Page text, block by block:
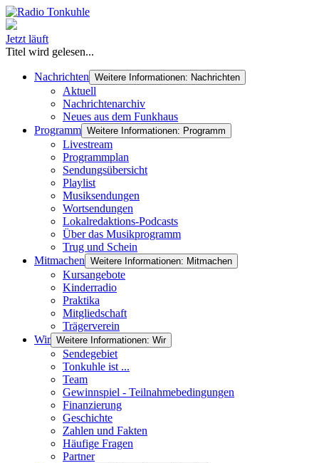
Jetzt läuft
Titel wird gelesen...
Nachrichten Weitere Informationen: Nachrichten
Aktuell
Nachrichtenarchiv
Neues aus dem Funkhaus
Programm Weitere Informationen: Programm
Livestream
Programmplan
Sendungsübersicht
Playlist
Musiksendungen
Wortsendungen
Lokalredaktions-Podcasts
Über das Musikprogramm
Trug und Schein
Mitmachen Weitere Informationen: Mitmachen
Kursangebote
Kinderradio
Praktika
Mitgliedschaft
Trägerverein
Wir Weitere Informationen: Wir
Sendegebiet
Tonkuhle ist ...
Team
Gewinnspiel - Teilnahmebedingungen
Finanzierung
Geschichte
Zahlen und Fakten
Häufige Fragen
Partner